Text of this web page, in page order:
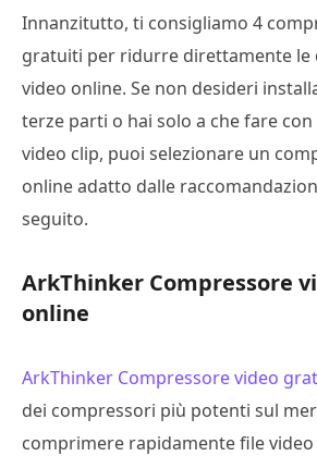
Innanzitutto, ti consigliamo 4
gratuiti per ridurre direttamente le
video online. Se non desideri
terze parti o hai solo a che fare
video clip, puoi selezionare un
online adatto dalle
seguito.
ArkThinker Compressore
online
ArkThinker Compressore video
dei compressori più potenti sul
comprimere rapidamente file